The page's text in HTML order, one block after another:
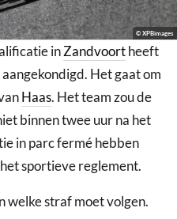
© XPBimages
inZandvoortheeft
Het gaat om
Haas. Het team zou de
binnen twee uur na het
in parc fermé hebben
sportieve reglement.
welke straf moet volgen.